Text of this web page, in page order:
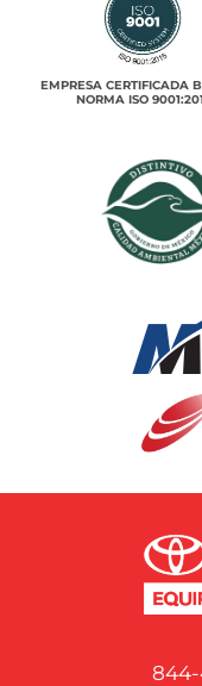
EMPRESA CERTIFICADA
NORMA ISO
844-